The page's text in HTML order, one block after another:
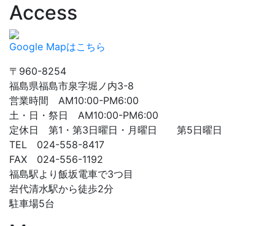
Access
Google Mapはこちら
〒960-8254
福島県福島市泉字堀ノ内3-8
営業時間 AM10:00-PM6:00
土・日・祭日 AM10:00-PM6:00
定休日 第1・第3日曜日・月曜日 第5日曜日
TEL 024-558-8417
FAX 024-556-1192
福島駅より飯坂電車で3つ目
岩代清水駅から徒歩2分
駐車場5台